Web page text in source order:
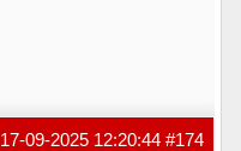
#174
17-09-2025 12:20:44